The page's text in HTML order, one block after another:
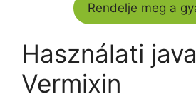
Rendelje meg a
Használati
Vermixin